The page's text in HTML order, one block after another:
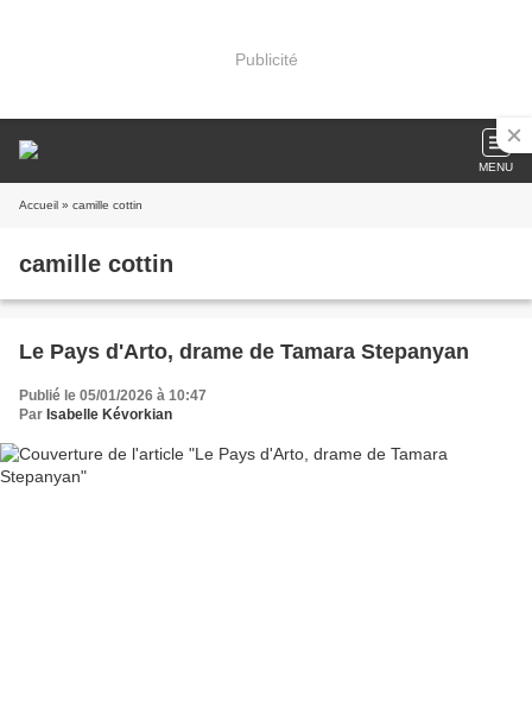
Publicité
MENU
Accueil » camille cottin
camille cottin
Le Pays d'Arto, drame de Tamara Stepanyan
Publié le 05/01/2026 à 10:47
Par Isabelle Kévorkian